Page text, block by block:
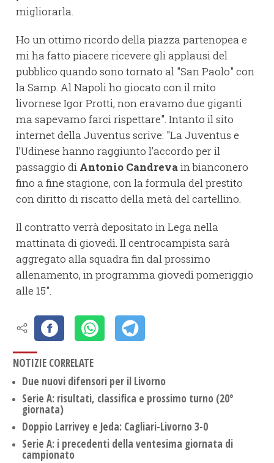
migliorarla.
Ho un ottimo ricordo della piazza partenopea e
mi ha fatto piacere ricevere gli applausi del
pubblico quando sono tornato al "San Paolo" con
la Samp. Al Napoli ho giocato con il mito
livornese Igor Protti, non eravamo due giganti
ma sapevamo farci rispettare". Intanto il sito
internet della Juventus scrive: "La Juventus e
l’Udinese hanno raggiunto l’accordo per il
passaggio di Antonio Candrevain bianconero
fino a fine stagione, con la formula del prestito
con diritto di riscatto della metà del cartellino.
Il contratto verrà depositato in Lega nella
mattinata di giovedì. Il centrocampista sarà
aggregato alla squadra fin dal prossimo
allenamento, in programma giovedì pomeriggio
alle 15".
NOTIZIE CORRELATE
Due nuovi difensori per il Livorno
Serie A: risultati, classifica e prossimo turno (20°
giornata)
Doppio Larrivey e Jeda: Cagliari-Livorno 3-0
Serie A: i precedenti della ventesima giornata di
campionato